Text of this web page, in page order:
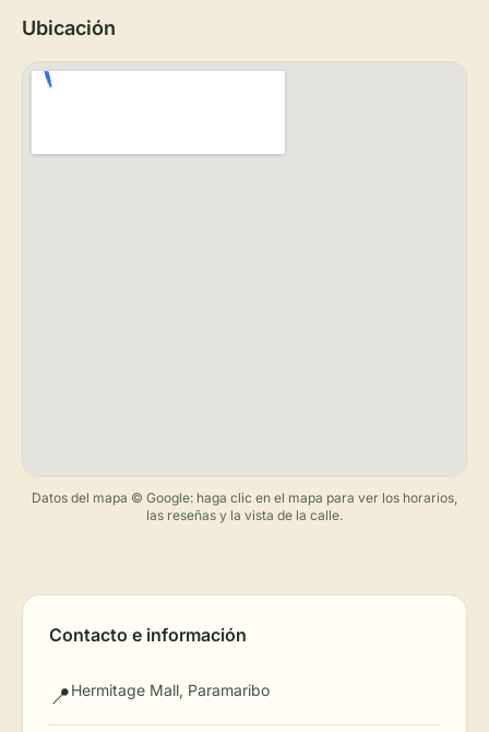
Ubicación
Datos del mapa © Google: haga clic en el mapa para ver los horarios,
las reseñas y la vista de la calle.
Contacto e información
📍Hermitage Mall, Paramaribo